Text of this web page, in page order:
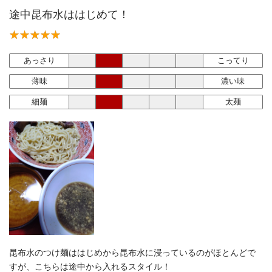
途中昆布水ははじめて！
あっさり こってり
薄味 濃い味
細麺 太麺
昆布水のつけ麺ははじめから昆布水に浸っているのがほとんどで
すが、こちらは途中から入れるスタイル！